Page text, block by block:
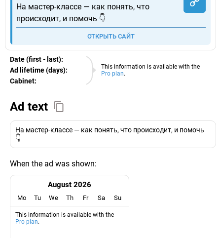
На мастер-классе — как понять, что
происходит, и помочь 👇
ОТКРЫТЬ САЙТ
This information is available with the
Pro plan.
Date (first - last):
08.08.2026
Ad lifetime (days):
Cabinet:
EURO
Ad text
На мастер-классе — как понять, что происходит, и помочь
👇
When the ad was shown:
August 2026
Mo Tu We Th Fr Sa Su
This information is available with the
Pro plan.